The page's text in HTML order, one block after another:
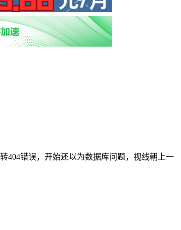
404错误，开始还以为数据库问题，视线朝上一